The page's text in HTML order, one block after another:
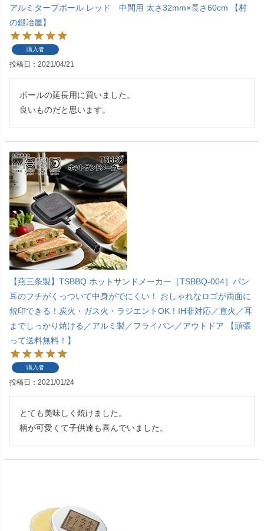
アルミタープポール レッド 中間用 太さ32mm×長さ60cm 【村
の鍛冶屋】
購入者
投稿日 2021/04/21
ポールの延長用に買いました。
良いものだと思います。
【燕三条製】TSBBQ ホットサンドメーカー［TSBBQ-004］パン
耳のフチがくっついて中身がでにくい！ おしゃれなロゴが両面に
焼印できる！炭火・ガス火・ラジエントOK！IH非対応／直火／耳
までしっかり焼ける／アルミ製／フライパン／アウトドア 【頑張
って送料無料！】
購入者
投稿日 2021/01/24
とても美味しく焼けました。
柄が可愛くて子供達も喜んでいました。